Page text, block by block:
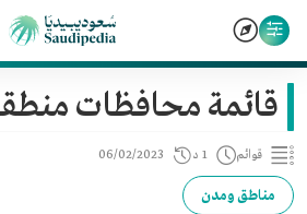
قائمة محافظات
قوائم 1 د 06/02/2023
مناطق ومدن